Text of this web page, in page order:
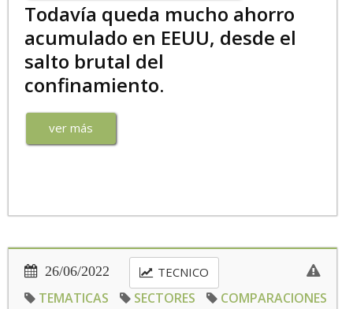
Todavía queda mucho ahorro
acumulado en EEUU, desde el
salto brutal del
confinamiento.
ver más
26/06/2022 TECNICO
TEMATICAS SECTORES COMPARACIONES